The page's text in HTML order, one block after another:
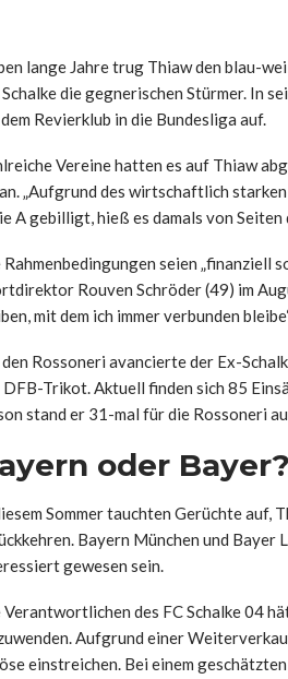
lange Jahre trug Thiaw den blau-
die gegnerischen Stürmer. In
Revierklub in die Bundesliga auf.
Vereine hatten es auf Thiaw
„Aufgrund des wirtschaftlich
A gebilligt, hieß es damals von Seiten
Rahmenbedingungen seien „finanziell
Rouven Schröder (49) im
mit dem ich immer verbunden
den Rossoneri avancierte der Ex-
DFB-Trikot. Aktuell finden sich 85
stand er 31-mal für die Rossoneri
oder
Sommer tauchten Gerüchte
Bayern München und
gewesen sein.
Verantwortlichen des FC Schalke 04
Aufgrund einer
einstreichen. Bei einem